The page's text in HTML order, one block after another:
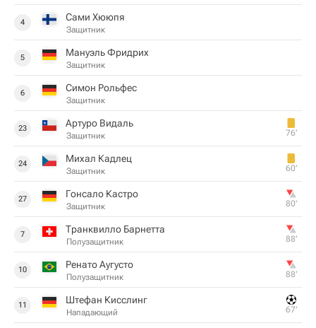
4 Сами Хююпя
Защитник
5 Мануэль Фридрих
Защитник
6 Симон Рольфес
Защитник
23 Артуро Видаль
Защитник 76‎’‎
24 Михал Кадлец
Защитник 60‎’‎
27 Гонсало Кастро
Защитник 80‎’‎
7 Транквилло Барнетта
Полузащитник 88‎’‎
10 Ренато Аугусто
Полузащитник 88‎’‎
11 Штефан Кисслинг
Нападающий 67‎’‎